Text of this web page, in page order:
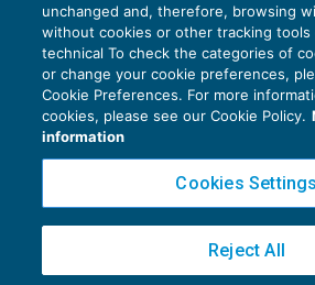
Privacy Policy
Cookie Policy
Copyright 2016 ©Gruppo
Piazza Luigi Einaudi, 10N01 - 20124
unchanged and, therefore, browsing
without cookies or other tracking tools
technical To check the categories of
or change your cookie preferences,
Cookie Preferences. For more
cookies, please see our Cookie Policy.
information
Cookies Settings
Reject All